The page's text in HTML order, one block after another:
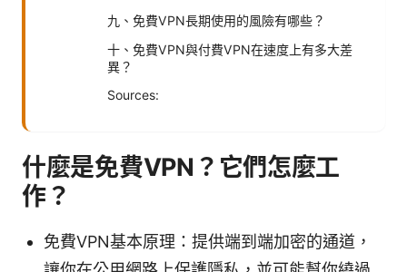
九、免費VPN長期使用的風險有哪些？
十、免費VPN與付費VPN在速度上有多大差
異？
Sources:
什麼是免費VPN？它們怎麼工
作？
免費VPN基本原理：提供端到端加密的通道，